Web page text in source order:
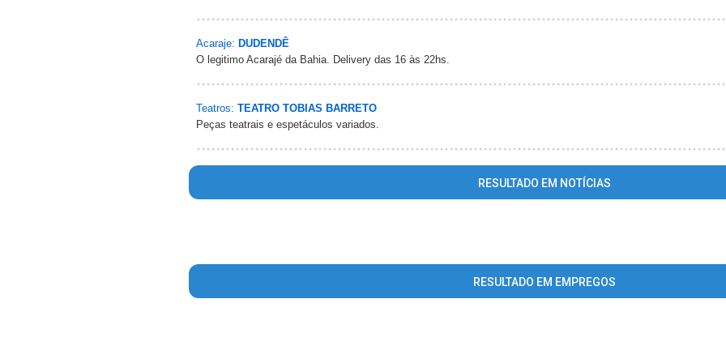
Acaraje: DUDENDÊ
O legitimo Acarajé da Bahia. Delivery das 16 às 22hs.
Teatros: TEATRO TOBIAS BARRETO
Peças teatrais e espetáculos variados.
RESULTADO EM NOTÍCIAS
RESULTADO EM EMPREGOS